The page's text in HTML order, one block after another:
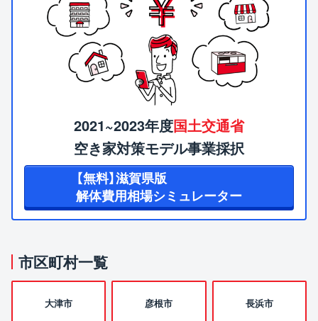
2021~2023年度国土交通省
空き家対策モデル事業採択
【無料】滋賀県版
解体費用相場シミュレーター
市区町村一覧
大津市 彦根市 長浜市